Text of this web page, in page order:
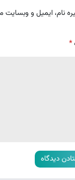
نام، ایمیل و وبسایت
*